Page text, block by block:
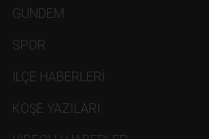
GÜNDEM
SPOR
İLÇE HABERLERİ
KÖŞE YAZILARI